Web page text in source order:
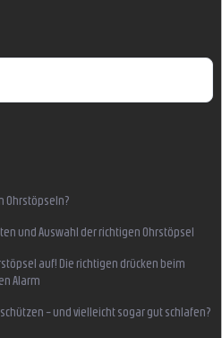
Ohrstöpseln?
und Auswahl der richtigen Ohrstöpsel
auf! Die richtigen drücken beim
Alarm
– und vielleicht sogar gut schlafen?